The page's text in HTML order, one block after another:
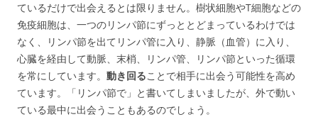
ているだけで出会えるとは限りません。樹状細胞やT細胞などの
免疫細胞は、一つのリンパ節にずっととどまっているわけでは
なく、リンパ節を出てリンパ管に入り、静脈（血管）に入り、
心臓を経由して動脈、末梢、リンパ管、リンパ節といった循環
を常にしています。 動き回ることで相手に出会う可能性を高め
ています。「リンパ節で」と書いてしまいましたが、外で動い
ている最中に出会うこともあるのでしょう。